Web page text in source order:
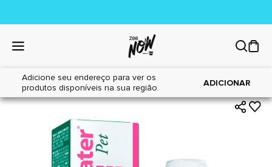
Adicione seu endereço para ver os
produtos disponíveis na sua região.
ADICIONAR
Home|Cães|Farmácia